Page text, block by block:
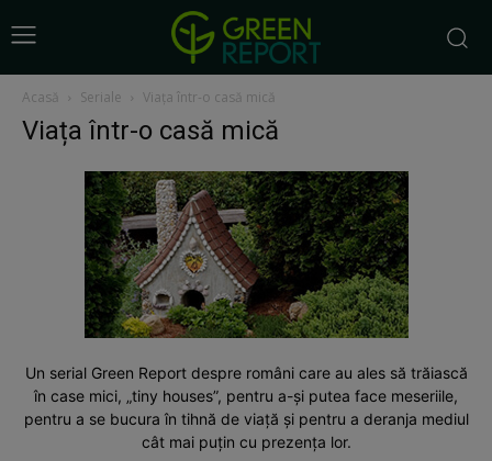
Acasă Seriale Viața într-o casă mică
Viața într-o casă mică
Un serial Green Report despre români care au ales să trăiască
în case mici, „tiny houses”, pentru a-și putea face meseriile,
pentru a se bucura în tihnă de viață și pentru a deranja mediul
cât mai puțin cu prezența lor.